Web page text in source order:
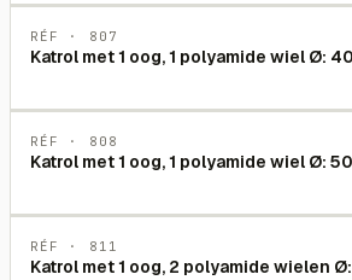
RÉF · 807
Katrol met 1 oog, 1 polyamide wiel Ø:
RÉF · 808
Katrol met 1 oog, 1 polyamide wiel Ø:
RÉF · 811
Katrol met 1 oog, 2 polyamide wielen